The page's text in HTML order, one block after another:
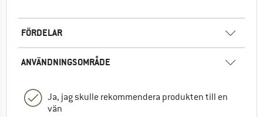
FÖRDELAR
ANVÄNDNINGSOMRÅDE
Ja, jag skulle rekommendera produkten till en
vän